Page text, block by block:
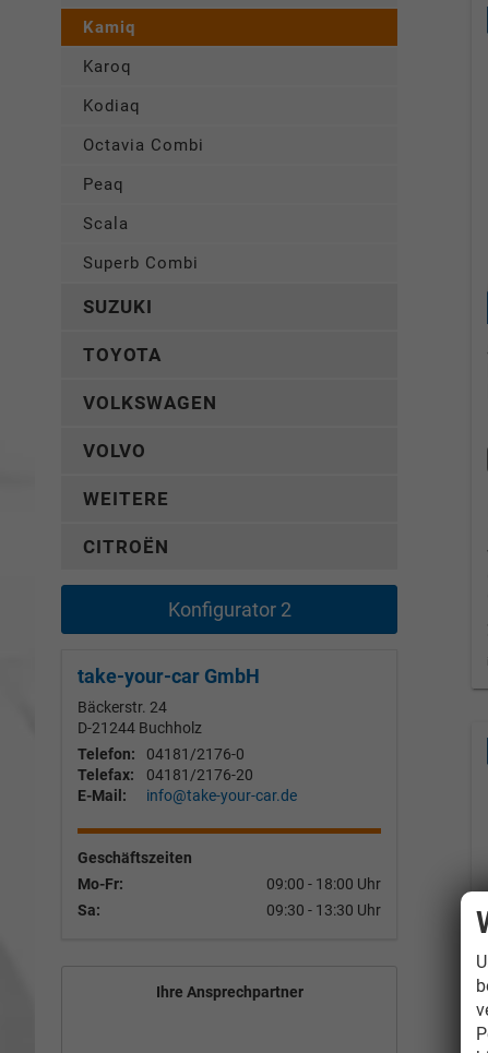
Kamiq
Karoq
Kodiaq
Octavia Combi
Peaq
Scala
Superb Combi
SUZUKI
TOYOTA
VOLKSWAGEN
VOLVO
WEITERE
CITROËN
Konfigurator 2
take-your-car GmbH
Bäckerstr. 24
D-21244 Buchholz
Telefon:
04181/2176-0
Telefax:
04181/2176-20
E-Mail:
info@take-your-car.de
Geschäftszeiten
Mo-Fr:
09:00 - 18:00 Uhr
Sa:
09:30 - 13:30 Uhr
Ihre Ansprechpartner